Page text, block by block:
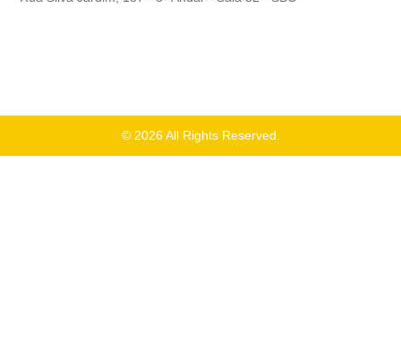
© 2026 All Rights Reserved.